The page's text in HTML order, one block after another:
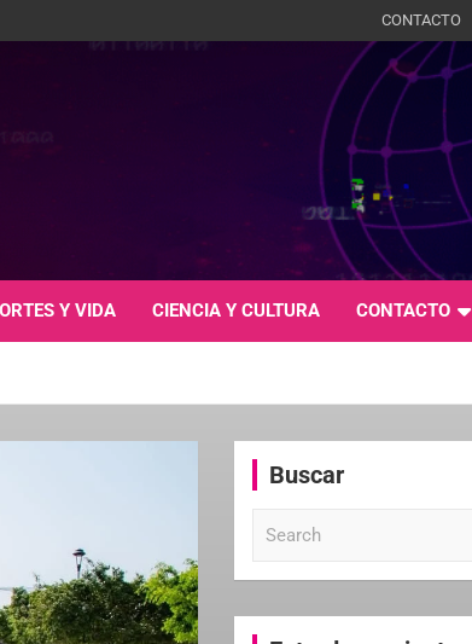
CONTACTO
Y VIDA CIENCIA Y CULTURA CONTACTO
Buscar
c